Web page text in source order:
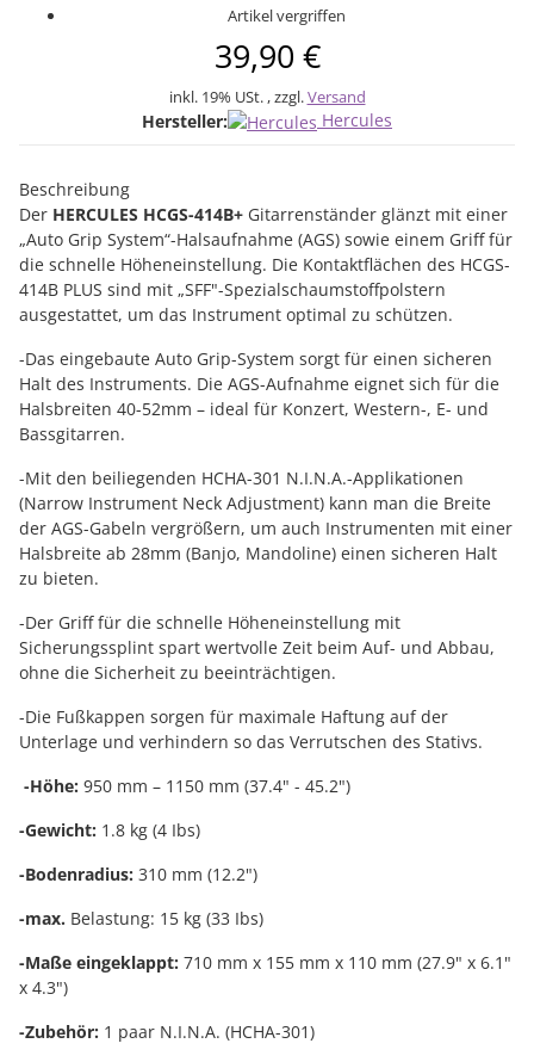
Artikel vergriffen
39,90 €
inkl. 19% USt. , zzgl.Versand
Hersteller: Hercules
Beschreibung
Der HERCULES HCGS-414B+ Gitarrenständer glänzt mit einer
„Auto Grip System“-Halsaufnahme (AGS) sowie einem Griff für
die schnelle Höheneinstellung. Die Kontaktflächen des HCGS-
414B PLUS sind mit „SFF"-Spezialschaumstoffpolstern
ausgestattet, um das Instrument optimal zu schützen.
-Das eingebaute Auto Grip-System sorgt für einen sicheren
Halt des Instruments. Die AGS-Aufnahme eignet sich für die
Halsbreiten 40-52mm – ideal für Konzert, Western-, E- und
Bassgitarren.
-Mit den beiliegenden HCHA-301 N.I.N.A.-Applikationen
(Narrow Instrument Neck Adjustment) kann man die Breite
der AGS-Gabeln vergrößern, um auch Instrumenten mit einer
Halsbreite ab 28mm (Banjo, Mandoline) einen sicheren Halt
zu bieten.
-Der Griff für die schnelle Höheneinstellung mit
Sicherungssplint spart wertvolle Zeit beim Auf- und Abbau,
ohne die Sicherheit zu beeinträchtigen.
-Die Fußkappen sorgen für maximale Haftung auf der
Unterlage und verhindern so das Verrutschen des Stativs.
-Höhe: 950 mm – 1150 mm (37.4" - 45.2")
-Gewicht: 1.8 kg (4 Ibs)
-Bodenradius: 310 mm (12.2")
-max. Belastung: 15 kg (33 Ibs)
-Maße eingeklappt: 710 mm x 155 mm x 110 mm (27.9" x 6.1"
x 4.3")
-Zubehör: 1 paar N.I.N.A. (HCHA-301)